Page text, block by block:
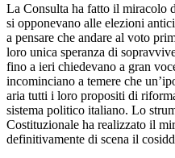
La Consulta ha fatto il miracolo
si opponevano alle elezioni
a pensare che andare al voto
loro unica speranza di
fino a ieri chiedevano a gran
incominciano a temere che
aria tutti i loro propositi di
sistema politico italiano. Lo
Costituzionale ha realizzato il
definitivamente di scena il